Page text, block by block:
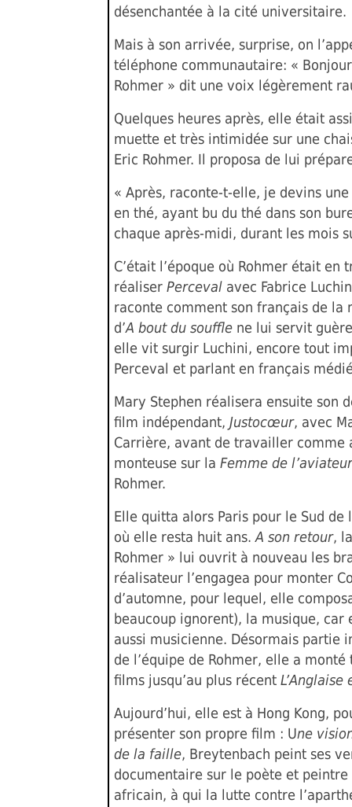
désenchantée à la cité universitaire.
Mais à son arrivée, surprise, on
téléphone communautaire: «
Rohmer » dit une voix légèrement
Quelques heures après, elle était
muette et très intimidée sur une
Eric Rohmer. Il proposa de lui
« Après, raconte-t-elle, je devins
en thé, ayant bu du thé dans son
chaque après-midi, durant les mois
C’était l’époque où Rohmer était en
réaliser Perceval avec Fabrice
raconte comment son français de la
d’A bout du souffle ne lui servit
elle vit surgir Luchini, encore tout
Perceval et parlant en français
Mary Stephen réalisera ensuite son
film indépendant, Justocœur, avec
Carrière, avant de travailler comme
monteuse sur la Femme de l’aviateur
Rohmer.
Elle quitta alors Paris pour le Sud de
où elle resta huit ans. A son retour,
Rohmer » lui ouvrit à nouveau les
réalisateur l’engagea pour monter
d’automne, pour lequel, elle
beaucoup ignorent), la musique, car
aussi musicienne. Désormais partie
de l’équipe de Rohmer, elle a monté
films jusqu’au plus récent L’Anglaise
Aujourd’hui, elle est à Hong Kong,
présenter son propre film : Une
de la faille, Breytenbach peint ses
documentaire sur le poète et peintre
africain, à qui la lutte contre